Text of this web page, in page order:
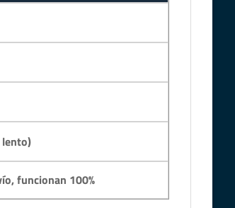
funcionan 100%